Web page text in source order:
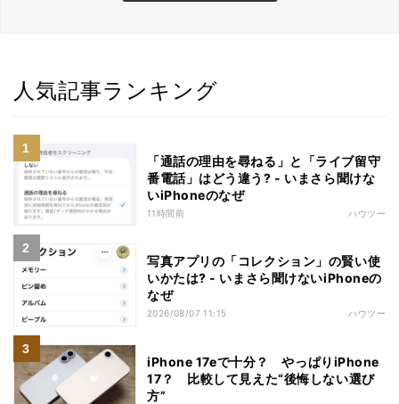
人気記事ランキング
「通話の理由を尋ねる」と「ライブ留守
番電話」はどう違う? - いまさら聞けな
いiPhoneのなぜ
11時間前 ハウツー
写真アプリの「コレクション」の賢い使
いかたは? - いまさら聞けないiPhoneの
なぜ
2026/08/07 11:15 ハウツー
iPhone 17eで十分？ やっぱりiPhone
17？ 比較して見えた“後悔しない選び
方”